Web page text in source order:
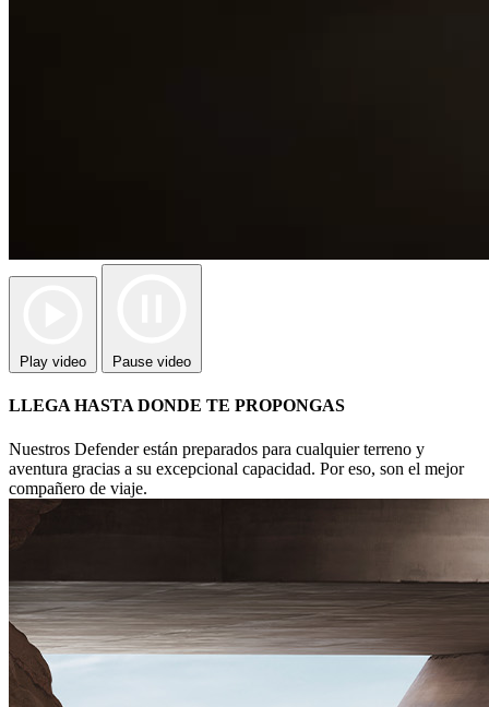
Play video Pause video
LLEGA HASTA DONDE TE PROPONGAS
Nuestros Defender están preparados para cualquier terreno y
aventura gracias a su excepcional capacidad. Por eso, son el mejor
compañero de viaje.